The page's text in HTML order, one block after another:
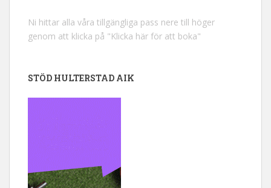
Ni hittar alla våra tillgängliga pass nere till höger
genom att klicka på "Klicka här för att boka"
STÖD HULTERSTAD AIK